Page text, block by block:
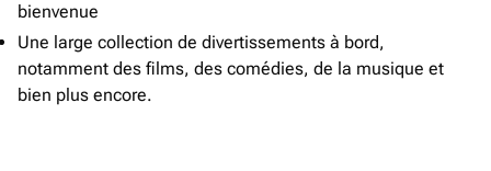
bienvenue
Une large collection de divertissements à bord,
notamment des films, des comédies, de la musique et
bien plus encore.